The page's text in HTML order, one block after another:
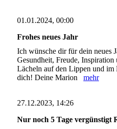
01.01.2024, 00:00
Frohes neues Jahr
Ich wünsche dir für dein neues
Gesundheit, Freude, Inspiration
Lächeln auf den Lippen und
dich! Deine Marion mehr
27.12.2023, 14:26
Nur noch 5 Tage vergünstigt